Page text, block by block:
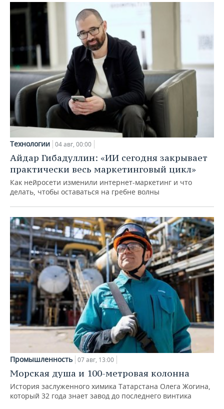
Технологии 04 авг, 00:00
Айдар Гибадуллин: «ИИ сегодня закрывает
практически весь маркетинговый цикл»
Как нейросети изменили интернет-маркетинг и что
делать, чтобы оставаться на гребне волны
Промышленность 07 авг, 13:00
Морская душа и 100-метровая колонна
История заслуженного химика Татарстана Олега Жогина,
который 32 года знает завод до последнего винтика